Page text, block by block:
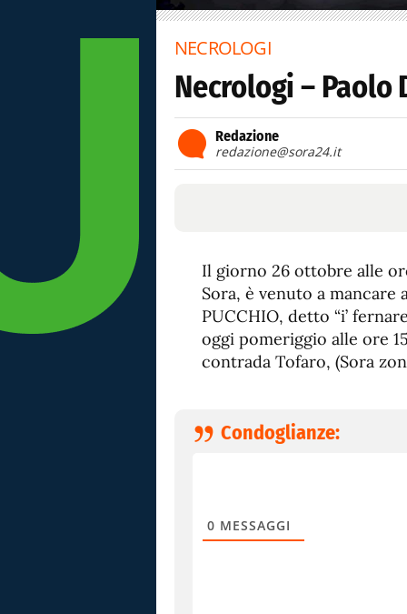
NECROLOGI
Necrologi – Paolo
Redazione
redazione@sora24.it
Il giorno 26 ottobre alle
Sora, è venuto a mancare
PUCCHIO, detto “i’
oggi pomeriggio alle ore
contrada Tofaro, (Sora
Condoglianze:
0 MESSAGGI